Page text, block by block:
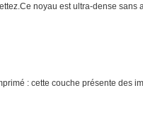
noyau est ultra-dense
: cette couche présente des